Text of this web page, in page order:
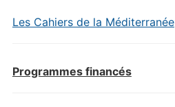
Les Cahiers de la Méditerranée
Programmes financés